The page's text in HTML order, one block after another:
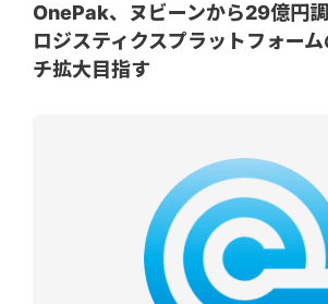
OnePak、ヌビーンから29億円
ロジスティクスプラットフォー
チ拡大目指す